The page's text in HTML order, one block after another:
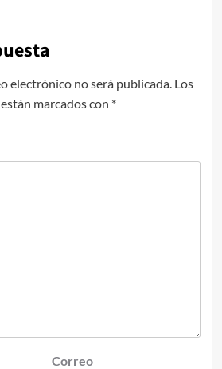
electrónico no será publicada. Los
marcados con *
Correo